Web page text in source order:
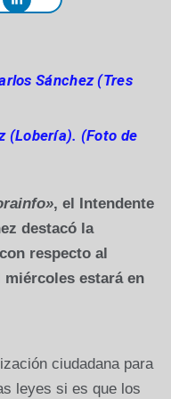
Sánchez (Tres
(Lobería). (Foto de
, el Intendente
destacó la
respecto al
estará en
ciudadana para
leyes si es que los